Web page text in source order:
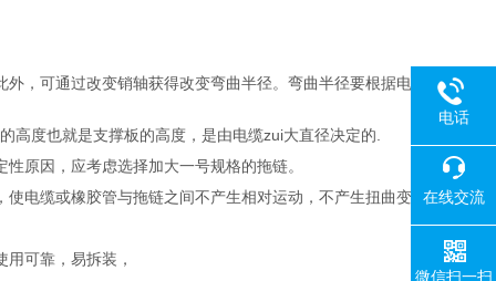
，可通过改变销轴获得改变弯曲半径。弯曲半径要根据电
度也就是支撑板的高度，是由电缆zui大直径决定的.
原因，应考虑选择加大一号规格的拖链。
电缆或橡胶管与拖链之间不产生相对运动，不产生扭曲变
可靠，易拆装，
电话
在线交流
微信扫一扫